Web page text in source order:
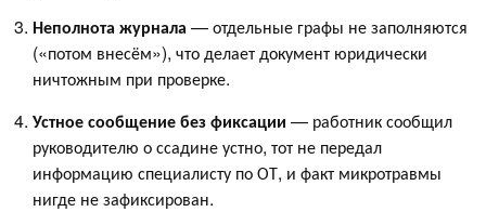
Неполнота журнала — отдельные графы не заполняются
(«потом внесём»), что делает документ юридически
ничтожным при проверке.
Устное сообщение без фиксации — работник сообщил
руководителю о ссадине устно, тот не передал
информацию специалисту по ОТ, и факт микротравмы
нигде не зафиксирован.